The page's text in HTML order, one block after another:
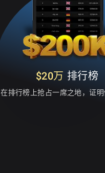
$20万 排行榜
在排行榜上抢占一席之地，证